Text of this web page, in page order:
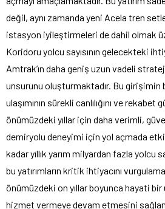
değil, aynı zamanda yeni Acela tren
istasyon iyileştirmeleri de dahil olmak
Koridoru yolcu sayısının gelecekteki
Amtrak’ın daha geniş uzun vadeli
unsurunu oluşturmaktadır. Bu girişimin
ulaşımının sürekli canlılığını ve
önümüzdeki yıllar için daha verimli,
demiryolu deneyimi için yol açmada
kadar yıllık yarım milyardan fazla yolcu
bu yatırımların kritik ihtiyacını
önümüzdeki on yıllar boyunca hayati bir
hizmet vermeye devam etmesini